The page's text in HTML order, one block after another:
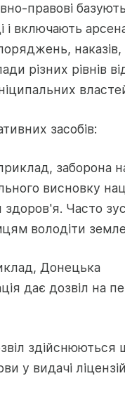
правові
і включають
наказів,
різних рівнів
засобів:
заборона
висновку
здоров'я. Часто
володіти
Донецька
дає дозвіл на
у видачі